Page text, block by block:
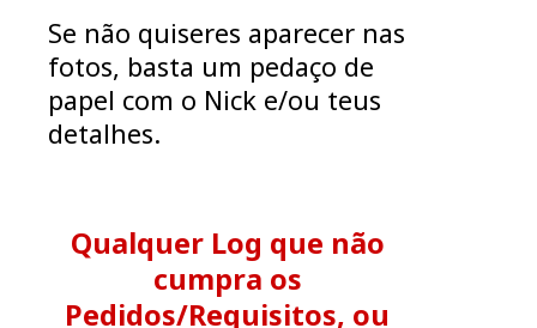
Se não quiseres aparecer nas
fotos, basta um pedaço de
papel com o Nick e/ou teus
detalhes.
Qualquer Log que não
cumpra os
Pedidos/Requisitos, ou